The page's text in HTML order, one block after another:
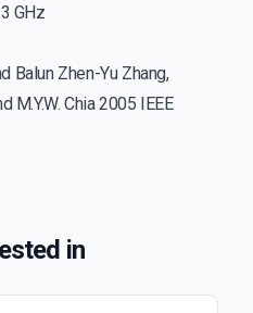
GHz
Balun Zhen-Yu Zhang,
M.Y.W. Chia 2005 IEEE
in